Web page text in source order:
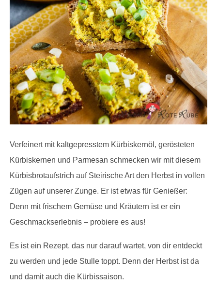
Verfeinert mit kaltgepresstem Kürbiskernöl, gerösteten
Kürbiskernen und Parmesan schmecken wir mit diesem
Kürbisbrotaufstrich auf Steirische Art den Herbst in vollen
Zügen auf unserer Zunge. Er ist etwas für Genießer:
Denn mit frischem Gemüse und Kräutern ist er ein
Geschmackserlebnis – probiere es aus!
Es ist ein Rezept, das nur darauf wartet, von dir entdeckt
zu werden und jede Stulle toppt. Denn der Herbst ist da
und damit auch die Kürbissaison.